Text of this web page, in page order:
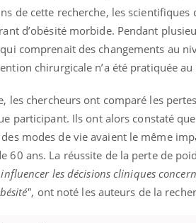
de cette recherche, les
d’obésité morbide. Pendant
comprenait des changements au
chirurgicale n’a été pratiquée
les chercheurs ont comparé les
participant. Ils ont alors constaté que
modes de vie avaient le même
60 ans. La réussite de la perte de
les décisions cliniques
, ont noté les auteurs de la